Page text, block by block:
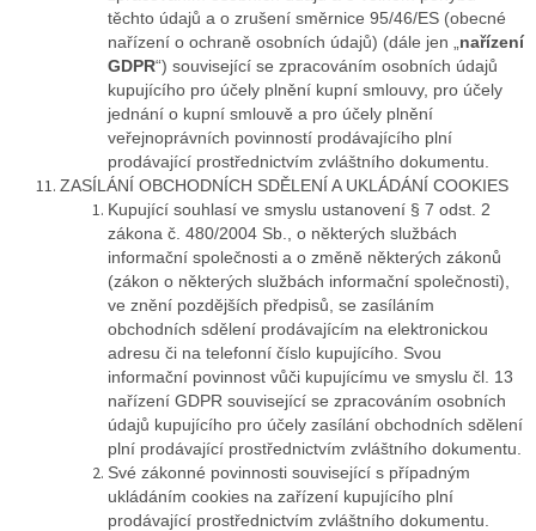
těchto údajů a o zrušení směrnice 95/46/ES (obecné
nařízení o ochraně osobních údajů) (dále jen „ nařízení
GDPR“) související se zpracováním osobních údajů
kupujícího pro účely plnění kupní smlouvy, pro účely
jednání o kupní smlouvě a pro účely plnění
veřejnoprávních povinností prodávajícího plní
prodávající prostřednictvím zvláštního dokumentu.
ZASÍLÁNÍ OBCHODNÍCH SDĚLENÍ A UKLÁDÁNÍ COOKIES
Kupující souhlasí ve smyslu ustanovení § 7 odst. 2
zákona č. 480/2004 Sb., o některých službách
informační společnosti a o změně některých zákonů
(zákon o některých službách informační společnosti),
ve znění pozdějších předpisů, se zasíláním
obchodních sdělení prodávajícím na elektronickou
adresu či na telefonní číslo kupujícího. Svou
informační povinnost vůči kupujícímu ve smyslu čl. 13
nařízení GDPR související se zpracováním osobních
údajů kupujícího pro účely zasílání obchodních sdělení
plní prodávající prostřednictvím zvláštního dokumentu.
Své zákonné povinnosti související s případným
ukládáním cookies na zařízení kupujícího plní
prodávající prostřednictvím zvláštního dokumentu.